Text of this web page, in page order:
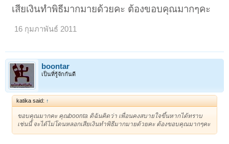
เสียเงินทำพิธีมากมายด้วยคะ ต้องขอบคุณมากๆคะ
16 กุมภาพันธ์ 2011
boontar
เป็นที่รู้จักกันดี
katika said: ↑
ขอบคุณมากคะ คุณboonta ดิฉันคิดว่า เพื่อนคงสบายใจขึ้นหากได้ทราบ
เช่นนี้ จะได้ไม่โดนหลอกเสียเงินทำพิธีมากมายด้วยคะ ต้องขอบคุณมากๆคะ